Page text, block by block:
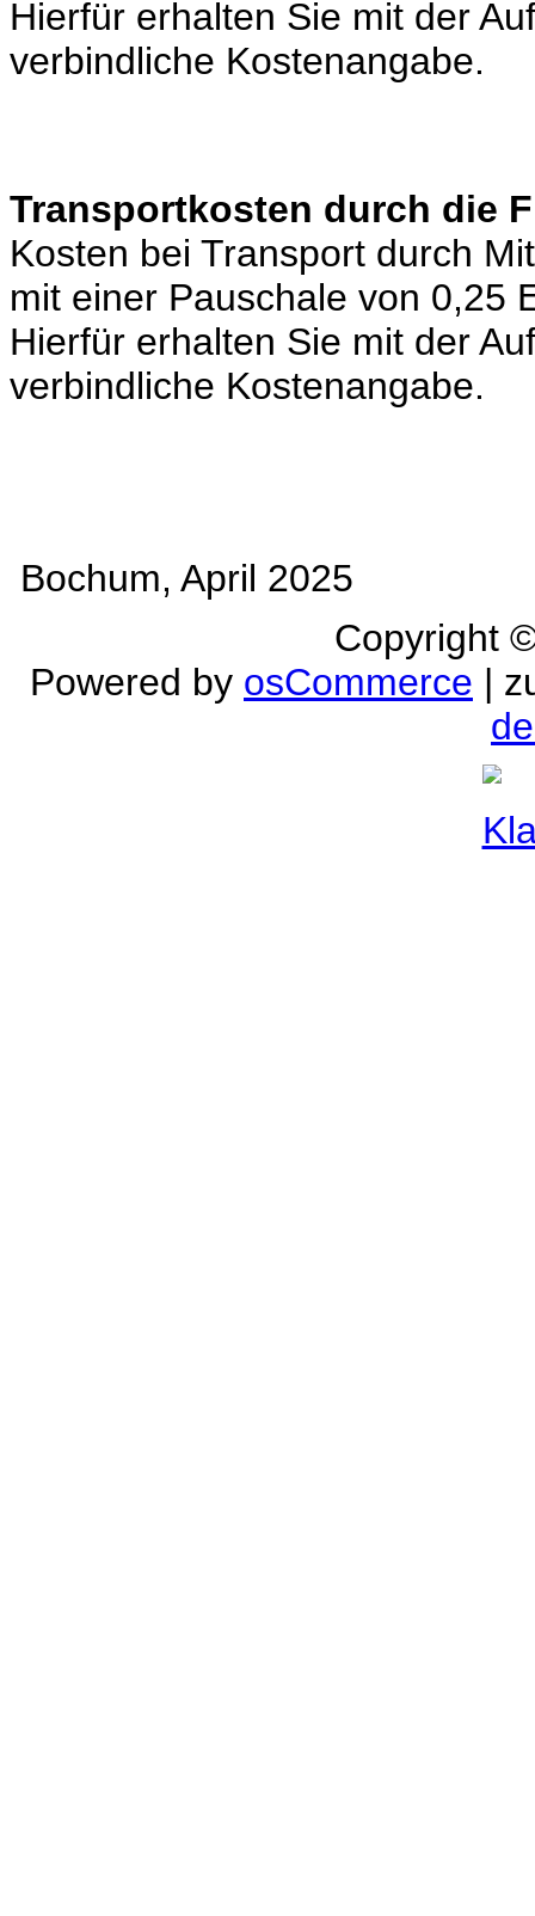
Hierfür erhalten Sie mit der
verbindliche Kostenangabe.
Transportkosten durch die
Kosten bei Transport durch
mit einer Pauschale von 0,25
Hierfür erhalten Sie mit der
verbindliche Kostenangabe.
Bochum, April 2025
Copyright
Powered by osCommerce |